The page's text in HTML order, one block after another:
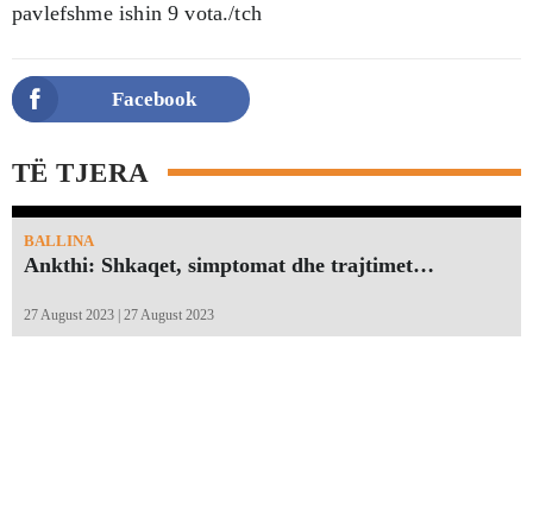
pavlefshme ishin 9 vota./tch
Facebook
TË TJERA
BALLINA
Ankthi: Shkaqet, simptomat dhe trajtimet…
27 August 2023 | 27 August 2023